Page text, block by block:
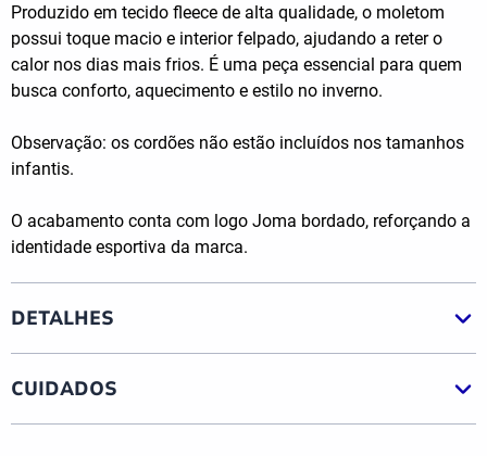
Produzido em tecido fleece de alta qualidade, o moletom
possui toque macio e interior felpado, ajudando a reter o
calor nos dias mais frios. É uma peça essencial para quem
busca conforto, aquecimento e estilo no inverno.
Observação: os cordões não estão incluídos nos tamanhos
infantis.
O acabamento conta com logo Joma bordado, reforçando a
identidade esportiva da marca.
DETALHES
CUIDADOS